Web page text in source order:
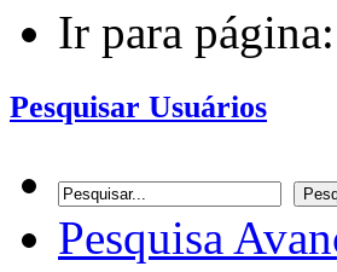
Ir para página:
Pesquisar Usuários
Pesquisa